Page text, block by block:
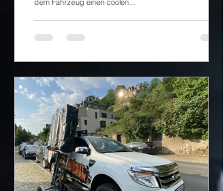
dem Fahrzeug einen coolen...